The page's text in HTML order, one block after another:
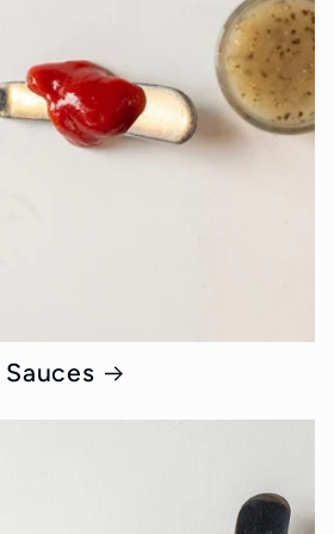
Sauces